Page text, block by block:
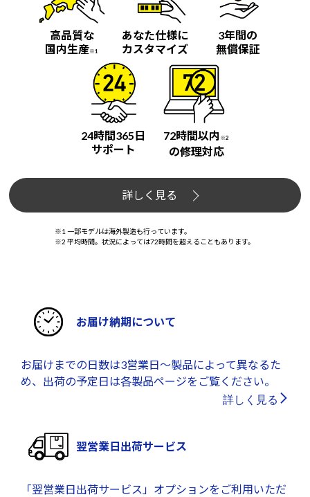
高品質な
国内生産※1
あなた仕様に
カスタマイズ
3年間の
無償保証
24時間365日
サポート
72時間以内 ※2
の修理対応
詳しく見る
※1 一部モデルは海外製造も行っています。
※2 平均時間。状況によっては72時間を超えることもあります。
お届け納期について
お届けまでの日数は3営業日～製品によって異なるた
め、出荷の予定日は各製品ページをご覧ください。
詳しく見る
翌営業日出荷サービス
「翌営業日出荷サービス」オプションをご利用いただ